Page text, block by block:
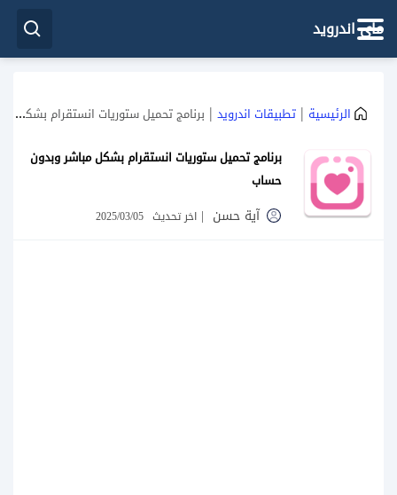
ماي اندرويد
الرئيسية | تطبيقات اندرويد | برنامج تحميل ستوريات انستقرام بشكل مباشر وبدون حساب
برنامج تحميل ستوريات انستقرام بشكل مباشر وبدون
حساب
آية حسن | اخر تحديث 2025/03/05